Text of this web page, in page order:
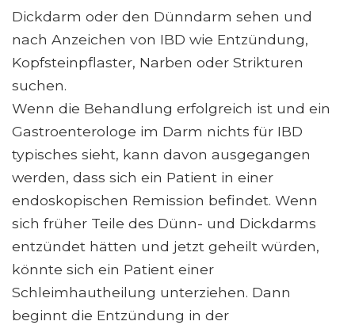
Dickdarm oder den Dünndarm sehen und
nach Anzeichen von IBD wie Entzündung,
Kopfsteinpflaster, Narben oder Strikturen
suchen.
Wenn die Behandlung erfolgreich ist und ein
Gastroenterologe im Darm nichts für IBD
typisches sieht, kann davon ausgegangen
werden, dass sich ein Patient in einer
endoskopischen Remission befindet. Wenn
sich früher Teile des Dünn- und Dickdarms
entzündet hätten und jetzt geheilt würden,
könnte sich ein Patient einer
Schleimhautheilung unterziehen. Dann
beginnt die Entzündung in der